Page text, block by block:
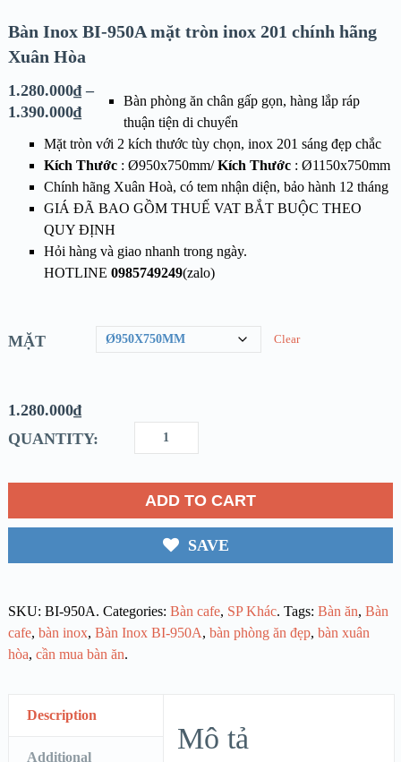
Bàn Inox BI-950A mặt tròn inox 201 chính hãng
Xuân Hòa
1.280.000₫ –
1.390.000₫
Bàn phòng ăn chân gấp gọn, hàng lắp ráp
thuận tiện di chuyển
Mặt tròn với 2 kích thước tùy chọn, inox 201 sáng đẹp chắc
Kích Thước: Ø950x750mm/Kích Thước: Ø1150x750mm
Chính hãng Xuân Hoà, có tem nhận diện, bảo hành 12 tháng
GIÁ ĐÃ BAO GỒM THUẾ VAT BẮT BUỘC THEO
QUY ĐỊNH
Hỏi hàng và giao nhanh trong ngày.
HOTLINE 0985749249(zalo)
MẶT Clear
1.280.000₫
QUANTITY:
ADD TO CART
SAVE
SKU: BI-950A. Categories: Bàn cafe, SP Khác. Tags: Bàn ăn, Bàn
cafe, bàn inox, Bàn Inox BI-950A, bàn phòng ăn đẹp, bàn xuân
hòa, cần mua bàn ăn.
Description
Additional
Mô tả